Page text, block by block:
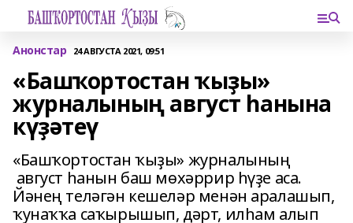
Анонстар 24 АВГУСТА 2021, 09:51
«Башҡортостан ҡыҙы»
журналының август һанына
күҙәтеү
«Башҡортостан ҡыҙы» журналының
август һанын баш мөхәррир һүҙе аса.
Йәнең теләгән кешеләр менән аралашып,
ҡунаҡҡа саҡырышып, дәрт, илһам алып